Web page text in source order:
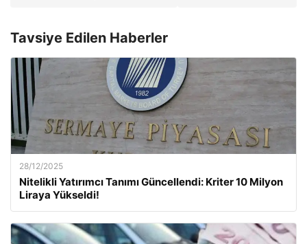
Tavsiye Edilen Haberler
28/12/2025
Nitelikli Yatırımcı Tanımı Güncellendi: Kriter 10 Milyon
Liraya Yükseldi!